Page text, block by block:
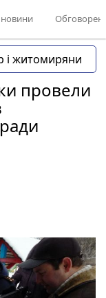
новини
і житомиряни
провели